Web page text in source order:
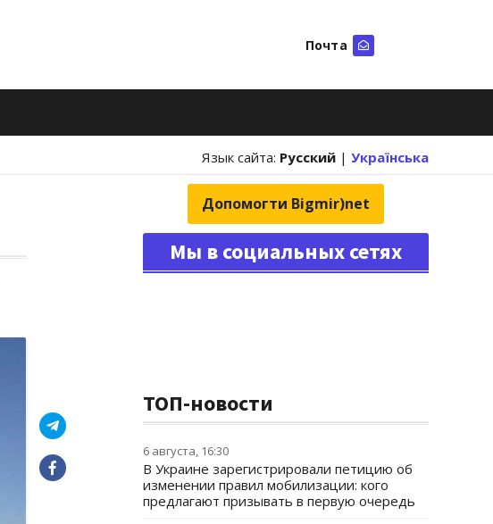
Почта
Язык сайта: Русский | Українська
Допомогти Bigmir)net
Мы в социальных сетях
ТОП-новости
6 августа, 16:30
В Украине зарегистрировали петицию об
изменении правил мобилизации: кого
предлагают призывать в первую очередь